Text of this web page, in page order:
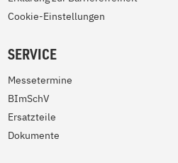
Cookie-Einstellungen
SERVICE
Messetermine
BImSchV
Ersatzteile
Dokumente